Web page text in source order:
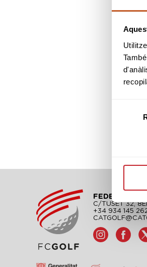
FEDERACIÓ
C/TUSET 32,
+34 934 145